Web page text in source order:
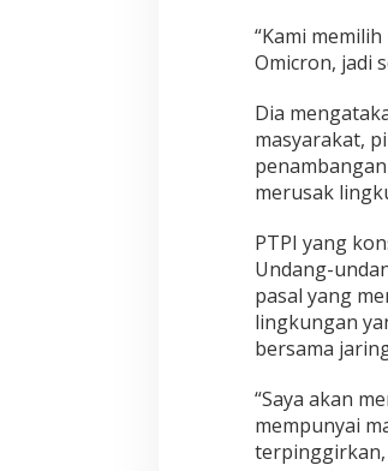
I
B
n
t
u
M
a
y
a
r
a
k
a
P
e
n
a
“Kami
Omicron, jadi
Dia
masyarakat,
merusak
PTPI yang
Undang-
pasal yang
lingkungan
bersama
“Saya akan
mempunyai
terpinggirkan,